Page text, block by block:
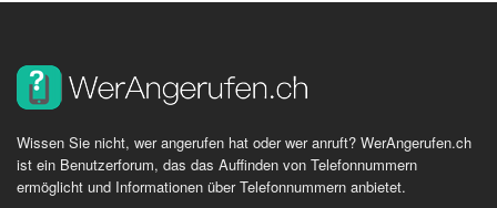
Wissen Sie nicht, wer angerufen hat oder wer anruft? WerAngerufen.ch
ist ein Benutzerforum, das das Auffinden von Telefonnummern
ermöglicht und Informationen über Telefonnummern anbietet.